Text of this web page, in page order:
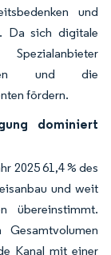
und
Da sich digitale
und die
fördern.
dominiert
2025 61,4 % des
und weit
übereinstimmt.
Kanal mit einer